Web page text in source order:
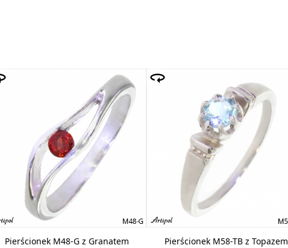
Pierścionek M48-G z Granatem
Pierścionek M58-TB z Topazem